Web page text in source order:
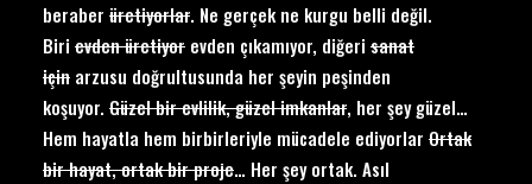
beraber üretiyorlar. Ne gerçek ne kurgu belli değil.
Biri evden üretiyor evden çıkamıyor, diğeri sanat
için arzusu doğrultusunda her şeyin peşinden
koşuyor. Güzel bir evlilik, güzel imkanlar, her şey güzel…
Hem hayatla hem birbirleriyle mücadele ediyorlar Ortak
bir hayat, ortak bir proje… Her şey ortak. Asıl